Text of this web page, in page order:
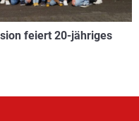
feiert 20-jähriges